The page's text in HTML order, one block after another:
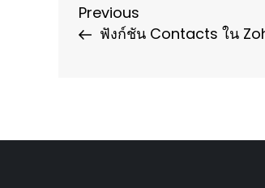
Post
Previous
Post
Previous
ฟังก์ชัน Contacts ใน